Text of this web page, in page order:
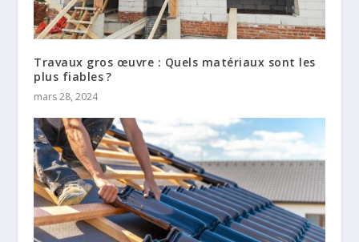
Travaux gros œuvre : Quels matériaux sont les
plus fiables ?
mars 28, 2024